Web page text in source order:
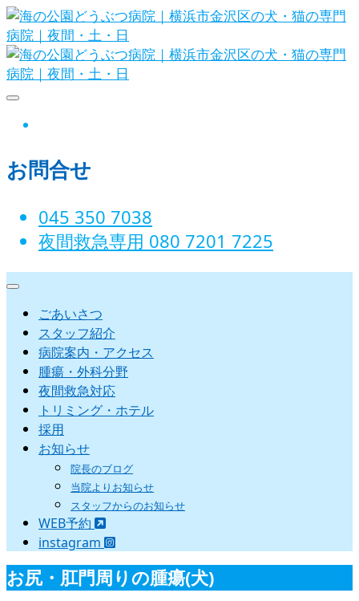
Skip
to
content
日
お問合せ
045 350 7038‬
夜間救急専用 080 7201 7225‬
ごあいさつ
スタッフ紹介
病院案内・アクセス
腫瘍・外科分野
夜間救急対応
トリミング・ホテル
採用
お知らせ
院長のブログ
当院よりお知らせ
スタッフからのお知らせ
WEB予約
instagram
お尻・肛門周りの腫瘍(犬)